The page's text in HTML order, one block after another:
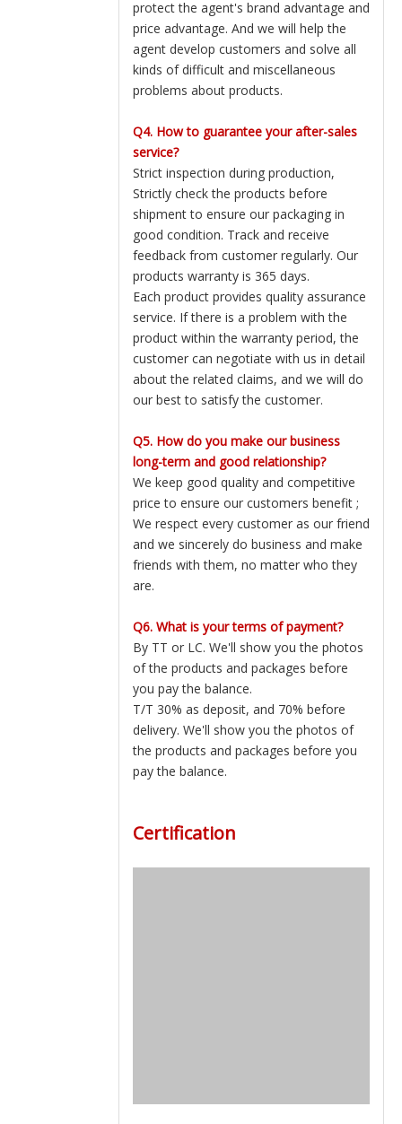
protect the agent's brand advantage and
price advantage. And we will help the
agent develop customers and solve all
kinds of difficult and miscellaneous
problems about products.
Q4. How to guarantee your after-sales
service?
Strict inspection during production,
Strictly check the products before
shipment to ensure our packaging in
good condition. Track and receive
feedback from customer regularly. Our
products warranty is 365 days.
Each product provides quality assurance
service. If there is a problem with the
product within the warranty period, the
customer can negotiate with us in detail
about the related claims, and we will do
our best to satisfy the customer.
Q5. How do you make our business
long-term and good relationship?
We keep good quality and competitive
price to ensure our customers benefit ;
We respect every customer as our friend
and we sincerely do business and make
friends with them, no matter who they
are.
Q6. What is your terms of payment?
By TT or LC. We'll show you the photos
of the products and packages before
you pay the balance.
T/T 30% as deposit, and 70% before
delivery. We'll show you the photos of
the products and packages before you
pay the balance.
Certification